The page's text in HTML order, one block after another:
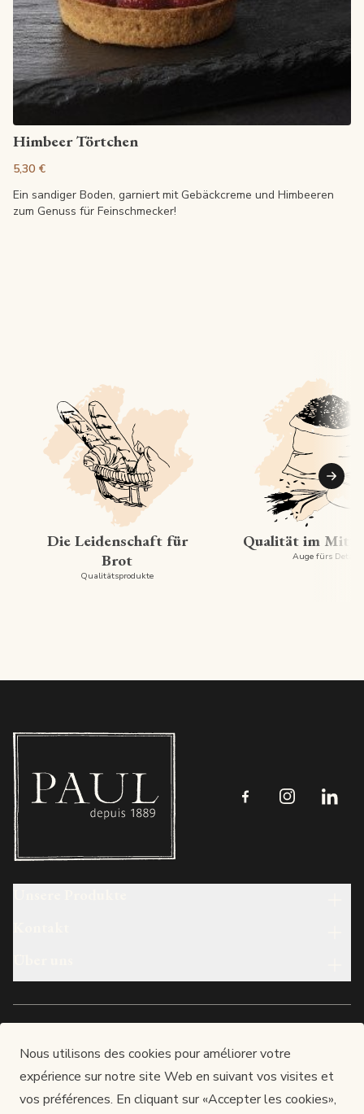
Nous utilisons des cookies pour améliorer votre
expérience sur notre site Web en suivant vos visites et
vos préférences. En cliquant sur «Accepter les cookies»,
Himbeer Törtchen
5,30 €
Ein sandiger Boden, garniert mit Gebäckcreme und Himbeeren
zum Genuss für Feinschmecker!
Die Leidenschaft für
Brot
Qualitätsprodukte
Qualität im
Auge fürs Detail
Boulangerie PAUL - Luxembourg
Made in luxembourg
Deutsch
Follow us onFollow us on
Follow